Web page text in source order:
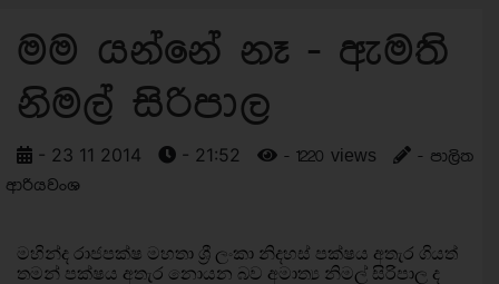
මම යන්නේ නෑ - ඇමති
නිමල් සිරිපාල
- 23 11 2014 - 21:52 - 1220 views
- පාලිත
ආරියවංශ
මහින්ද රාජපක්ෂ මහතා ශ්‍රී ලංකා නිදහස් පක්ෂය අතැර ගියත්
තමන් පක්ෂය අතැර නොයන බව අමාත්‍ය නිමල් සිරිපාල ද